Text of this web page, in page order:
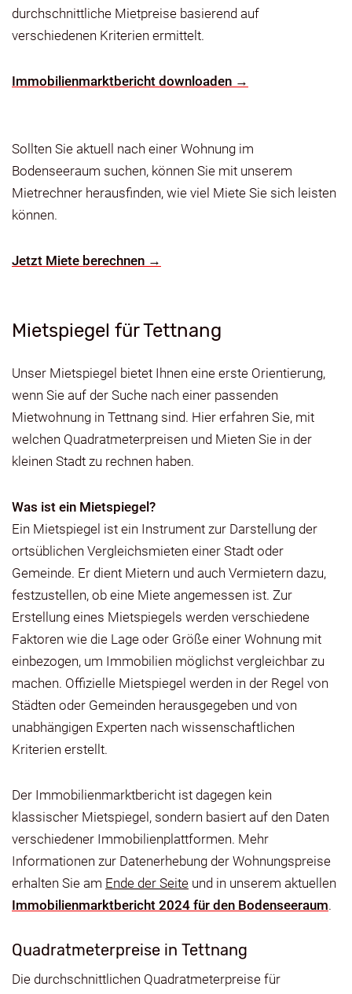
durchschnittliche Mietpreise basierend auf
verschiedenen Kriterien ermittelt.
Immobilienmarktbericht downloaden →
Sollten Sie aktuell nach einer Wohnung im
Bodenseeraum suchen, können Sie mit unserem
Mietrechner herausfinden, wie viel Miete Sie sich leisten
können.
Jetzt Miete berechnen →
Mietspiegel für Tettnang
Unser Mietspiegel bietet Ihnen eine erste Orientierung,
wenn Sie auf der Suche nach einer passenden
Mietwohnung in Tettnang sind. Hier erfahren Sie, mit
welchen Quadratmeterpreisen und Mieten Sie in der
kleinen Stadt zu rechnen haben.
Was ist ein Mietspiegel?
Ein Mietspiegel ist ein Instrument zur Darstellung der
ortsüblichen Vergleichsmieten einer Stadt oder
Gemeinde. Er dient Mietern und auch Vermietern dazu,
festzustellen, ob eine Miete angemessen ist. Zur
Erstellung eines Mietspiegels werden verschiedene
Faktoren wie die Lage oder Größe einer Wohnung mit
einbezogen, um Immobilien möglichst vergleichbar zu
machen. Offizielle Mietspiegel werden in der Regel von
Städten oder Gemeinden herausgegeben und von
unabhängigen Experten nach wissenschaftlichen
Kriterien erstellt.
Der Immobilienmarktbericht ist dagegen kein
klassischer Mietspiegel, sondern basiert auf den Daten
verschiedener Immobilienplattformen. Mehr
Informationen zur Datenerhebung der Wohnungspreise
erhalten Sie am Ende der Seite und in unserem aktuellen
Immobilienmarktbericht 2024 für den Bodenseeraum.
Quadratmeterpreise in Tettnang
Die durchschnittlichen Quadratmeterpreise für